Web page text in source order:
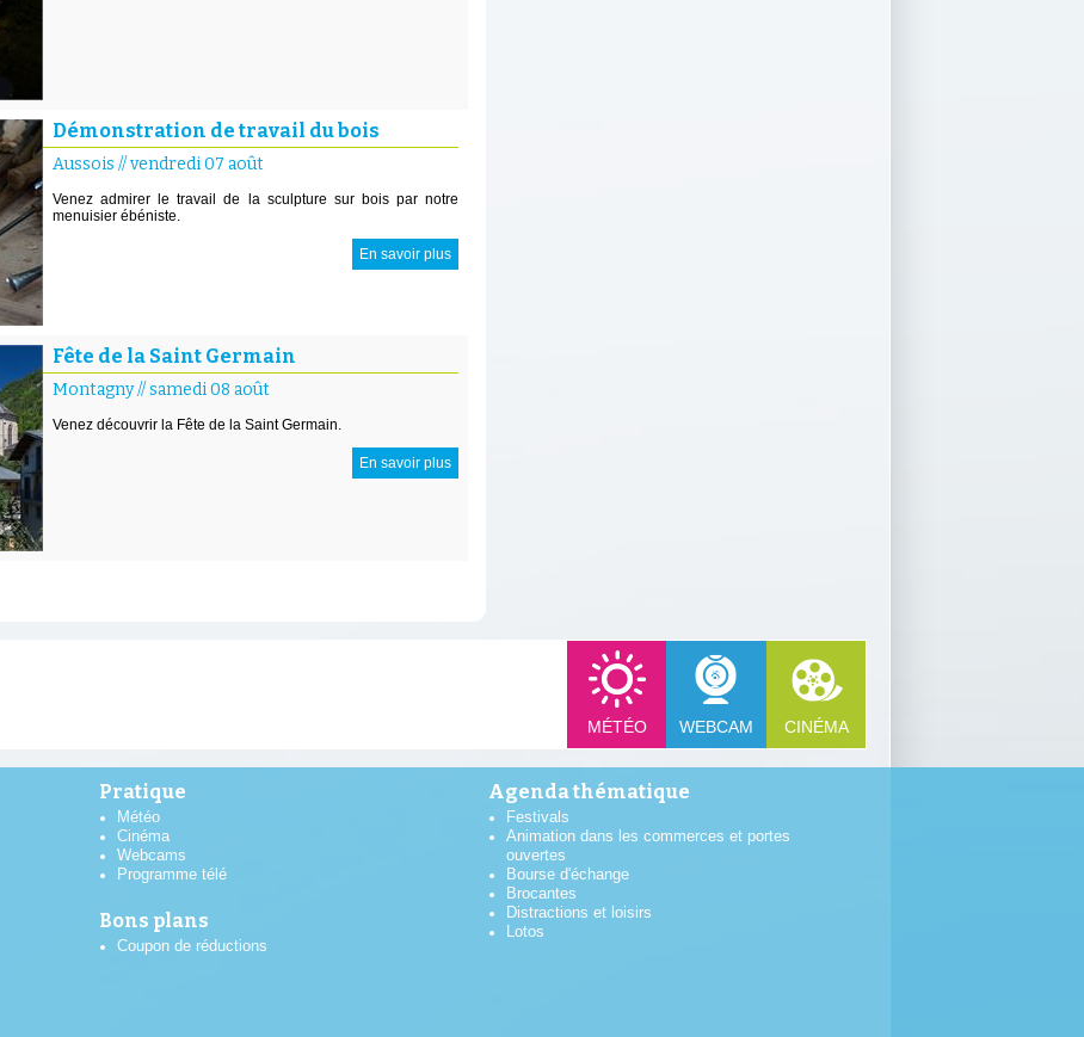
Démonstration de travail du bois
Aussois //vendredi 07 août
Venez admirer le travail de la sculpture sur bois par notre
menuisier ébéniste.
En savoir plus
Fête de la Saint Germain
Montagny//samedi 08 août
Venez découvrir la Fête de la Saint Germain.
En savoir plus
MÉTÉO WEBCAM CINÉMA
Pratique
Météo
Cinéma
Webcams
Programme télé
Bons plans
Coupon de réductions
Agenda thématique
Festivals
Animation dans les commerces et portes
ouvertes
Bourse d'échange
Brocantes
Distractions et loisirs
Lotos